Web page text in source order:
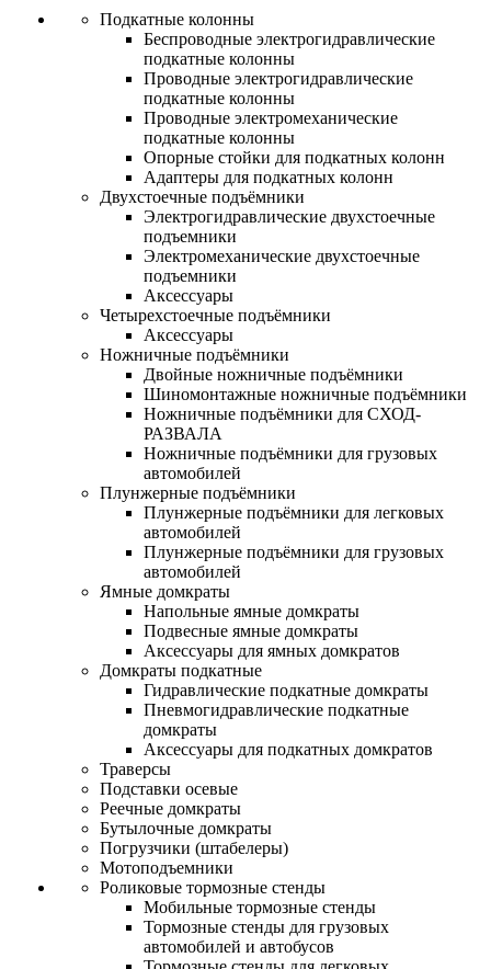
Подкатные колонны
Беспроводные электрогидравлические
подкатные колонны
Проводные электрогидравлические
подкатные колонны
Проводные электромеханические
подкатные колонны
Опорные стойки для подкатных колонн
Адаптеры для подкатных колонн
Двухстоечные подъёмники
Электрогидравлические двухстоечные
подъемники
Электромеханические двухстоечные
подъемники
Аксессуары
Четырехстоечные подъёмники
Аксессуары
Ножничные подъёмники
Двойные ножничные подъёмники
Шиномонтажные ножничные подъёмники
Ножничные подъёмники для СХОД-
РАЗВАЛА
Ножничные подъёмники для грузовых
автомобилей
Плунжерные подъёмники
Плунжерные подъёмники для легковых
автомобилей
Плунжерные подъёмники для грузовых
автомобилей
Ямные домкраты
Напольные ямные домкраты
Подвесные ямные домкраты
Аксессуары для ямных домкратов
Домкраты подкатные
Гидравлические подкатные домкраты
Пневмогидравлические подкатные
домкраты
Аксессуары для подкатных домкратов
Траверсы
Подставки осевые
Реечные домкраты
Бутылочные домкраты
Погрузчики (штабелеры)
Мотоподъемники
Роликовые тормозные стенды
Мобильные тормозные стенды
Тормозные стенды для грузовых
автомобилей и автобусов